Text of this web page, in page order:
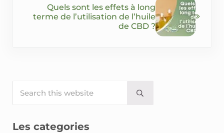
Quels sont les effets à long
terme de l’utilisation de l’huile
de CBD ?
Sidebar
Submit search
Les categories